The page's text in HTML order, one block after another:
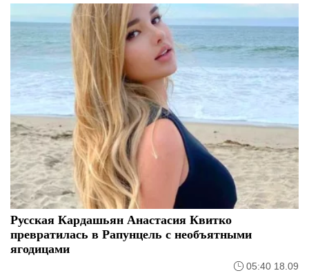
Русская Кардашьян Анастасия Квитко
превратилась в Рапунцель с необъятными
ягодицами
05:40 18.09